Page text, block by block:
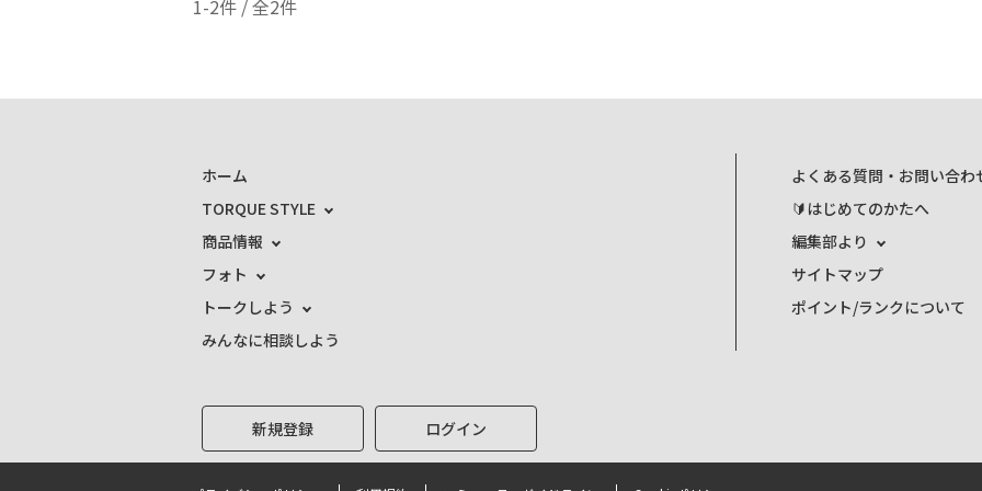
1-2件 / 全2件
ホーム
TORQUE STYLE
商品情報
フォト
トークしよう
みんなに相談しよう
よくある質問・お問い合わ
🔰はじめてのかたへ
編集部より
サイトマップ
ポイント/ランクについて
新規登録 ログイン